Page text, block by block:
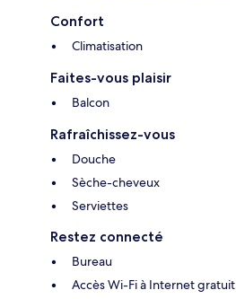
Confort
Climatisation
Faites-vous plaisir
Balcon
Rafraîchissez-vous
Douche
Sèche-cheveux
Serviettes
Restez connecté
Bureau
Accès Wi-Fi à Internet gratuit